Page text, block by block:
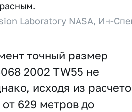
Laboratory NASA, Ин-
точный размер
2002 TW55 не
исходя из
от 629 метров до